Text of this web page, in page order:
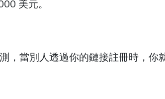
美元。
，當別人透過你的鏈接註冊時，你